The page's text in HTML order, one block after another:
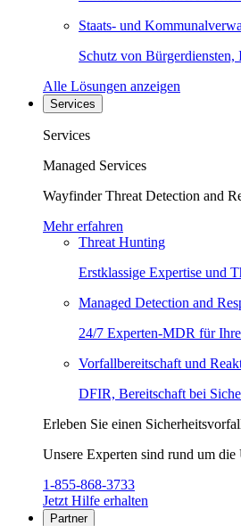
Staats- und
Schutz von
Alle Lösungen anzeigen
Services
Services
Managed Services
Wayfinder Threat Detection and
Mehr erfahren
Threat Hunting
Erstklassige Expertise und
Managed Detection and
24/7 Experten-MDR für
Vorfallbereitschaft und
DFIR, Bereitschaft bei
Erleben Sie einen
Unsere Experten sind rund um die
1-855-868-3733
Jetzt Hilfe erhalten
Partner